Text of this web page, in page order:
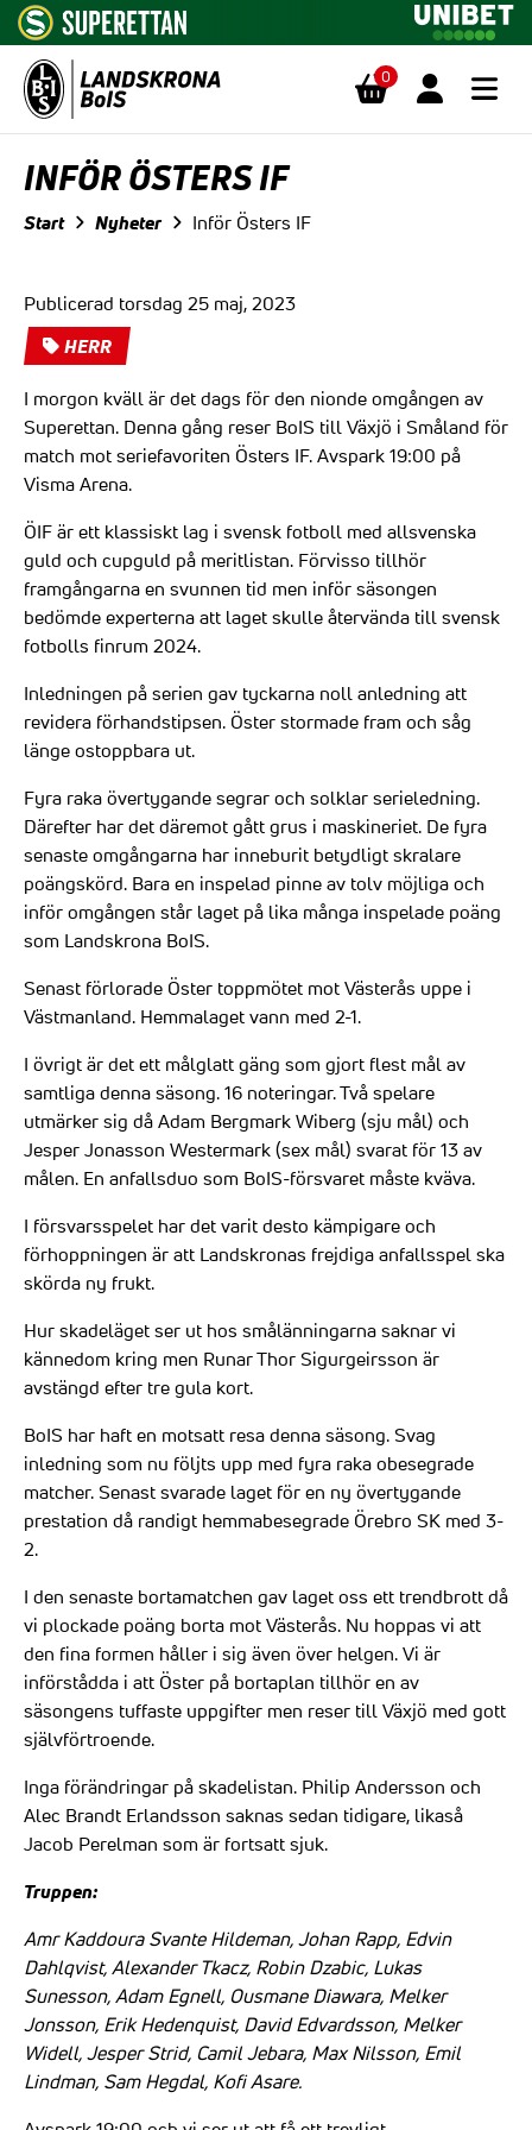
0
INFÖR ÖSTERS IF
Start Nyheter Inför Östers IF
Publicerad torsdag 25 maj, 2023
HERR
I morgon kväll är det dags för den nionde omgången av
Superettan. Denna gång reser BoIS till Växjö i Småland för
match mot seriefavoriten Östers IF. Avspark 19:00 på
Visma Arena.
ÖIF är ett klassiskt lag i svensk fotboll med allsvenska
guld och cupguld på meritlistan. Förvisso tillhör
framgångarna en svunnen tid men inför säsongen
bedömde experterna att laget skulle återvända till svensk
fotbolls finrum 2024.
Inledningen på serien gav tyckarna noll anledning att
revidera förhandstipsen. Öster stormade fram och såg
länge ostoppbara ut.
Fyra raka övertygande segrar och solklar serieledning.
Därefter har det däremot gått grus i maskineriet. De fyra
senaste omgångarna har inneburit betydligt skralare
poängskörd. Bara en inspelad pinne av tolv möjliga och
inför omgången står laget på lika många inspelade poäng
som Landskrona BoIS.
Senast förlorade Öster toppmötet mot Västerås uppe i
Västmanland. Hemmalaget vann med 2-1.
I övrigt är det ett målglatt gäng som gjort flest mål av
samtliga denna säsong. 16 noteringar. Två spelare
utmärker sig då Adam Bergmark Wiberg (sju mål) och
Jesper Jonasson Westermark (sex mål) svarat för 13 av
målen. En anfallsduo som BoIS-försvaret måste kväva.
I försvarsspelet har det varit desto kämpigare och
förhoppningen är att Landskronas frejdiga anfallsspel ska
skörda ny frukt.
Hur skadeläget ser ut hos smålänningarna saknar vi
kännedom kring men Runar Thor Sigurgeirsson är
avstängd efter tre gula kort.
BoIS har haft en motsatt resa denna säsong. Svag
inledning som nu följts upp med fyra raka obesegrade
matcher. Senast svarade laget för en ny övertygande
prestation då randigt hemmabesegrade Örebro SK med 3-
2.
I den senaste bortamatchen gav laget oss ett trendbrott då
vi plockade poäng borta mot Västerås. Nu hoppas vi att
den fina formen håller i sig även över helgen. Vi är
införstådda i att Öster på bortaplan tillhör en av
säsongens tuffaste uppgifter men reser till Växjö med gott
självförtroende.
Inga förändringar på skadelistan. Philip Andersson och
Alec Brandt Erlandsson saknas sedan tidigare, likaså
Jacob Perelman som är fortsatt sjuk.
Truppen:
Amr Kaddoura Svante Hildeman, Johan Rapp, Edvin
Dahlqvist, Alexander Tkacz, Robin Dzabic, Lukas
Sunesson, Adam Egnell, Ousmane Diawara, Melker
Jonsson, Erik Hedenquist, David Edvardsson, Melker
Widell, Jesper Strid, Camil Jebara, Max Nilsson, Emil
Lindman, Sam Hegdal, Kofi Asare.